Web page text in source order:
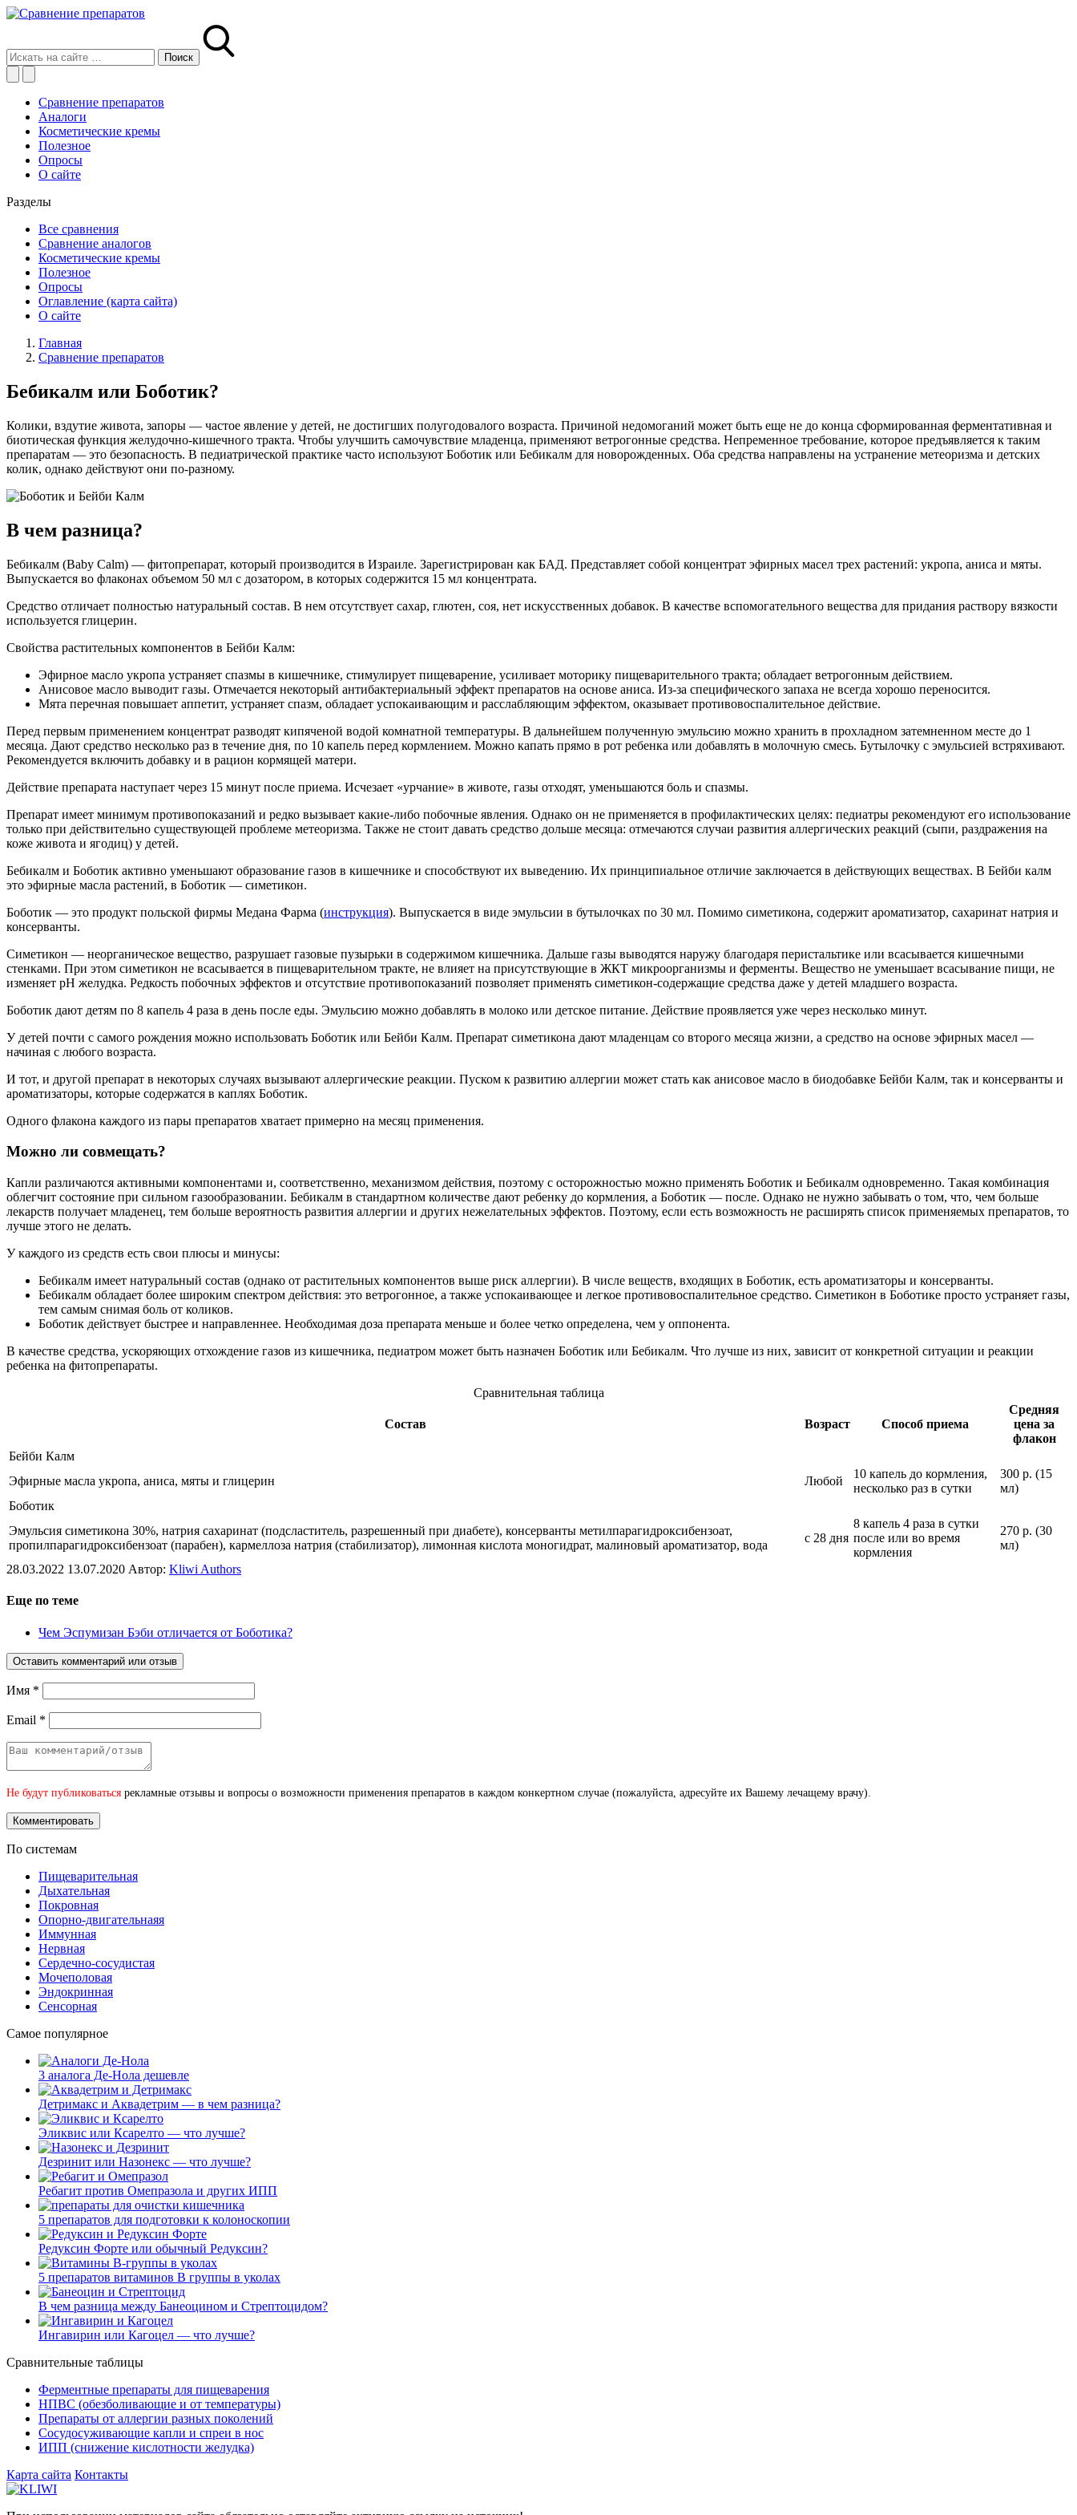
Сравнение препаратов
Аналоги
Косметические кремы
Полезное
Опросы
О сайте
Разделы
Все сравнения
Сравнение аналогов
Косметические кремы
Полезное
Опросы
Оглавление (карта сайта)
О сайте
Главная
Сравнение препаратов
Бебикалм или Боботик?
Колики, вздутие живота, запоры — частое явление у детей, не достигших полугодовалого возраста. Причиной недомоганий может быть еще не до конца сформированная ферментативная и
биотическая функция желудочно-кишечного тракта. Чтобы улучшить самочувствие младенца, применяют ветрогонные средства. Непременное требование, которое предъявляется к таким
препаратам — это безопасность. В педиатрической практике часто используют Боботик или Бебикалм для новорожденных. Оба средства направлены на устранение метеоризма и детских
колик, однако действуют они по-разному.
В чем разница?
Бебикалм (Baby Calm) — фитопрепарат, который производится в Израиле. Зарегистрирован как БАД. Представляет собой концентрат эфирных масел трех растений: укропа, аниса и мяты.
Выпускается во флаконах объемом 50 мл с дозатором, в которых содержится 15 мл концентрата.
Средство отличает полностью натуральный состав. В нем отсутствует сахар, глютен, соя, нет искусственных добавок. В качестве вспомогательного вещества для придания раствору вязкости
используется глицерин.
Свойства растительных компонентов в Бейби Калм:
Эфирное масло укропа устраняет спазмы в кишечнике, стимулирует пищеварение, усиливает моторику пищеварительного тракта; обладает ветрогонным действием.
Анисовое масло выводит газы. Отмечается некоторый антибактериальный эффект препаратов на основе аниса. Из-за специфического запаха не всегда хорошо переносится.
Мята перечная повышает аппетит, устраняет спазм, обладает успокаивающим и расслабляющим эффектом, оказывает противовоспалительное действие.
Перед первым применением концентрат разводят кипяченой водой комнатной температуры. В дальнейшем полученную эмульсию можно хранить в прохладном затемненном месте до 1
месяца. Дают средство несколько раз в течение дня, по 10 капель перед кормлением. Можно капать прямо в рот ребенка или добавлять в молочную смесь. Бутылочку с эмульсией встряхивают.
Рекомендуется включить добавку и в рацион кормящей матери.
Действие препарата наступает через 15 минут после приема. Исчезает «урчание» в животе, газы отходят, уменьшаются боль и спазмы.
Препарат имеет минимум противопоказаний и редко вызывает какие-либо побочные явления. Однако он не применяется в профилактических целях: педиатры рекомендуют его использование
только при действительно существующей проблеме метеоризма. Также не стоит давать средство дольше месяца: отмечаются случаи развития аллергических реакций (сыпи, раздражения на
коже живота и ягодиц) у детей.
Бебикалм и Боботик активно уменьшают образование газов в кишечнике и способствуют их выведению. Их принципиальное отличие заключается в действующих веществах. В Бейби калм
это эфирные масла растений, в Боботик — симетикон.
Боботик — это продукт польской фирмы Медана Фарма (инструкция). Выпускается в виде эмульсии в бутылочках по 30 мл. Помимо симетикона, содержит ароматизатор, сахаринат натрия и
консерванты.
Симетикон — неорганическое вещество, разрушает газовые пузырьки в содержимом кишечника. Дальше газы выводятся наружу благодаря перистальтике или всасывается кишечными
стенками. При этом симетикон не всасывается в пищеварительном тракте, не влияет на присутствующие в ЖКТ микроорганизмы и ферменты. Вещество не уменьшает всасывание пищи, не
изменяет pH желудка. Редкость побочных эффектов и отсутствие противопоказаний позволяет применять симетикон-содержащие средства даже у детей младшего возраста.
Боботик дают детям по 8 капель 4 раза в день после еды. Эмульсию можно добавлять в молоко или детское питание. Действие проявляется уже через несколько минут.
У детей почти с самого рождения можно использовать Боботик или Бейби Калм. Препарат симетикона дают младенцам со второго месяца жизни, а средство на основе эфирных масел —
начиная с любого возраста.
И тот, и другой препарат в некоторых случаях вызывают аллергические реакции. Пуском к развитию аллергии может стать как анисовое масло в биодобавке Бейби Калм, так и консерванты и
ароматизаторы, которые содержатся в каплях Боботик.
Одного флакона каждого из пары препаратов хватает примерно на месяц применения.
Можно ли совмещать?
Капли различаются активными компонентами и, соответственно, механизмом действия, поэтому с осторожностью можно применять Боботик и Бебикалм одновременно. Такая комбинация
облегчит состояние при сильном газообразовании. Бебикалм в стандартном количестве дают ребенку до кормления, а Боботик — после. Однако не нужно забывать о том, что, чем больше
лекарств получает младенец, тем больше вероятность развития аллергии и других нежелательных эффектов. Поэтому, если есть возможность не расширять список применяемых препаратов, то
лучше этого не делать.
У каждого из средств есть свои плюсы и минусы:
Бебикалм имеет натуральный состав (однако от растительных компонентов выше риск аллергии). В числе веществ, входящих в Боботик, есть ароматизаторы и консерванты.
Бебикалм обладает более широким спектром действия: это ветрогонное, а также успокаивающее и легкое противовоспалительное средство. Симетикон в Боботике просто устраняет газы,
тем самым снимая боль от коликов.
Боботик действует быстрее и направленнее. Необходимая доза препарата меньше и более четко определена, чем у оппонента.
В качестве средства, ускоряющих отхождение газов из кишечника, педиатром может быть назначен Боботик или Бебикалм. Что лучше из них, зависит от конкретной ситуации и реакции
ребенка на фитопрепараты.
Сравнительная таблица
Состав Возраст Способ приема
Средняя
цена за
флакон
Бейби Калм
Эфирные масла укропа, аниса, мяты и глицерин
Любой
10 капель до кормления,
несколько раз в сутки
300 р. (15
мл)
Боботик
Эмульсия симетикона 30%, натрия сахаринат (подсластитель, разрешенный при диабете), консерванты метилпарагидроксибензоат,
пропилпарагидроксибензоат (парабен), кармеллоза натрия (стабилизатор), лимонная кислота моногидрат, малиновый ароматизатор, вода
с 28 дня
8 капель 4 раза в сутки
после или во время
кормления
270 р. (30
мл)
28.03.2022 13.07.2020 Автор: Kliwi Authors
Еще по теме
Чем Эспумизан Бэби отличается от Боботика?
Оставить комментарий или отзыв
Имя *
Email *
Не будут публиковаться рекламные отзывы и вопросы о возможности применения препаратов в каждом конкертном случае (пожалуйста, адресуйте их Вашему лечащему врачу).
По системам
Пищеварительная
Дыхательная
Покровная
Опорно-двигательнаяя
Иммунная
Нервная
Сердечно-сосудистая
Мочеполовая
Эндокринная
Сенсорная
Самое популярное
3 аналога Де-Нола дешевле
Детримакс и Аквадетрим — в чем разница?
Эликвис или Ксарелто — что лучше?
Дезринит или Назонекс — что лучше?
Ребагит против Омепразола и других ИПП
5 препаратов для подготовки к колоноскопии
Редуксин Форте или обычный Редуксин?
5 препаратов витаминов В группы в уколах
В чем разница между Банеоцином и Стрептоцидом?
Ингавирин или Кагоцел — что лучше?
Сравнительные таблицы
Ферментные препараты для пищеварения
НПВС (обезболивающие и от температуры)
Препараты от аллергии разных поколений
Сосудосуживающие капли и спреи в нос
ИПП (снижение кислотности желудка)
Карта сайта Контакты